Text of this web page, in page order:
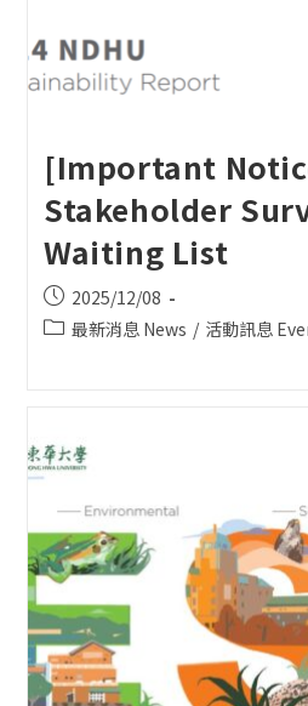
[Important
Stakeholder
Waiting List
Post
published:
2025/12/08
Post最新消息 News / 活動訊息